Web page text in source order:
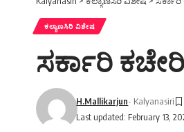
ಕಲ್ಯಾಣಸಿರಿ ವಿಶೇಷ
ಸರ್ಕಾರಿ
Last updated: February 13,
H.Mallikarjun- Kalyanasiri